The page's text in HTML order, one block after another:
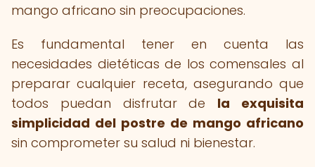
mango africano sin preocupaciones.
Es fundamental tener en cuenta las
necesidades dietéticas de los comensales al
preparar cualquier receta, asegurando que
todos puedan disfrutar de la exquisita
simplicidad del postre de mango africano
sin comprometer su salud ni bienestar.